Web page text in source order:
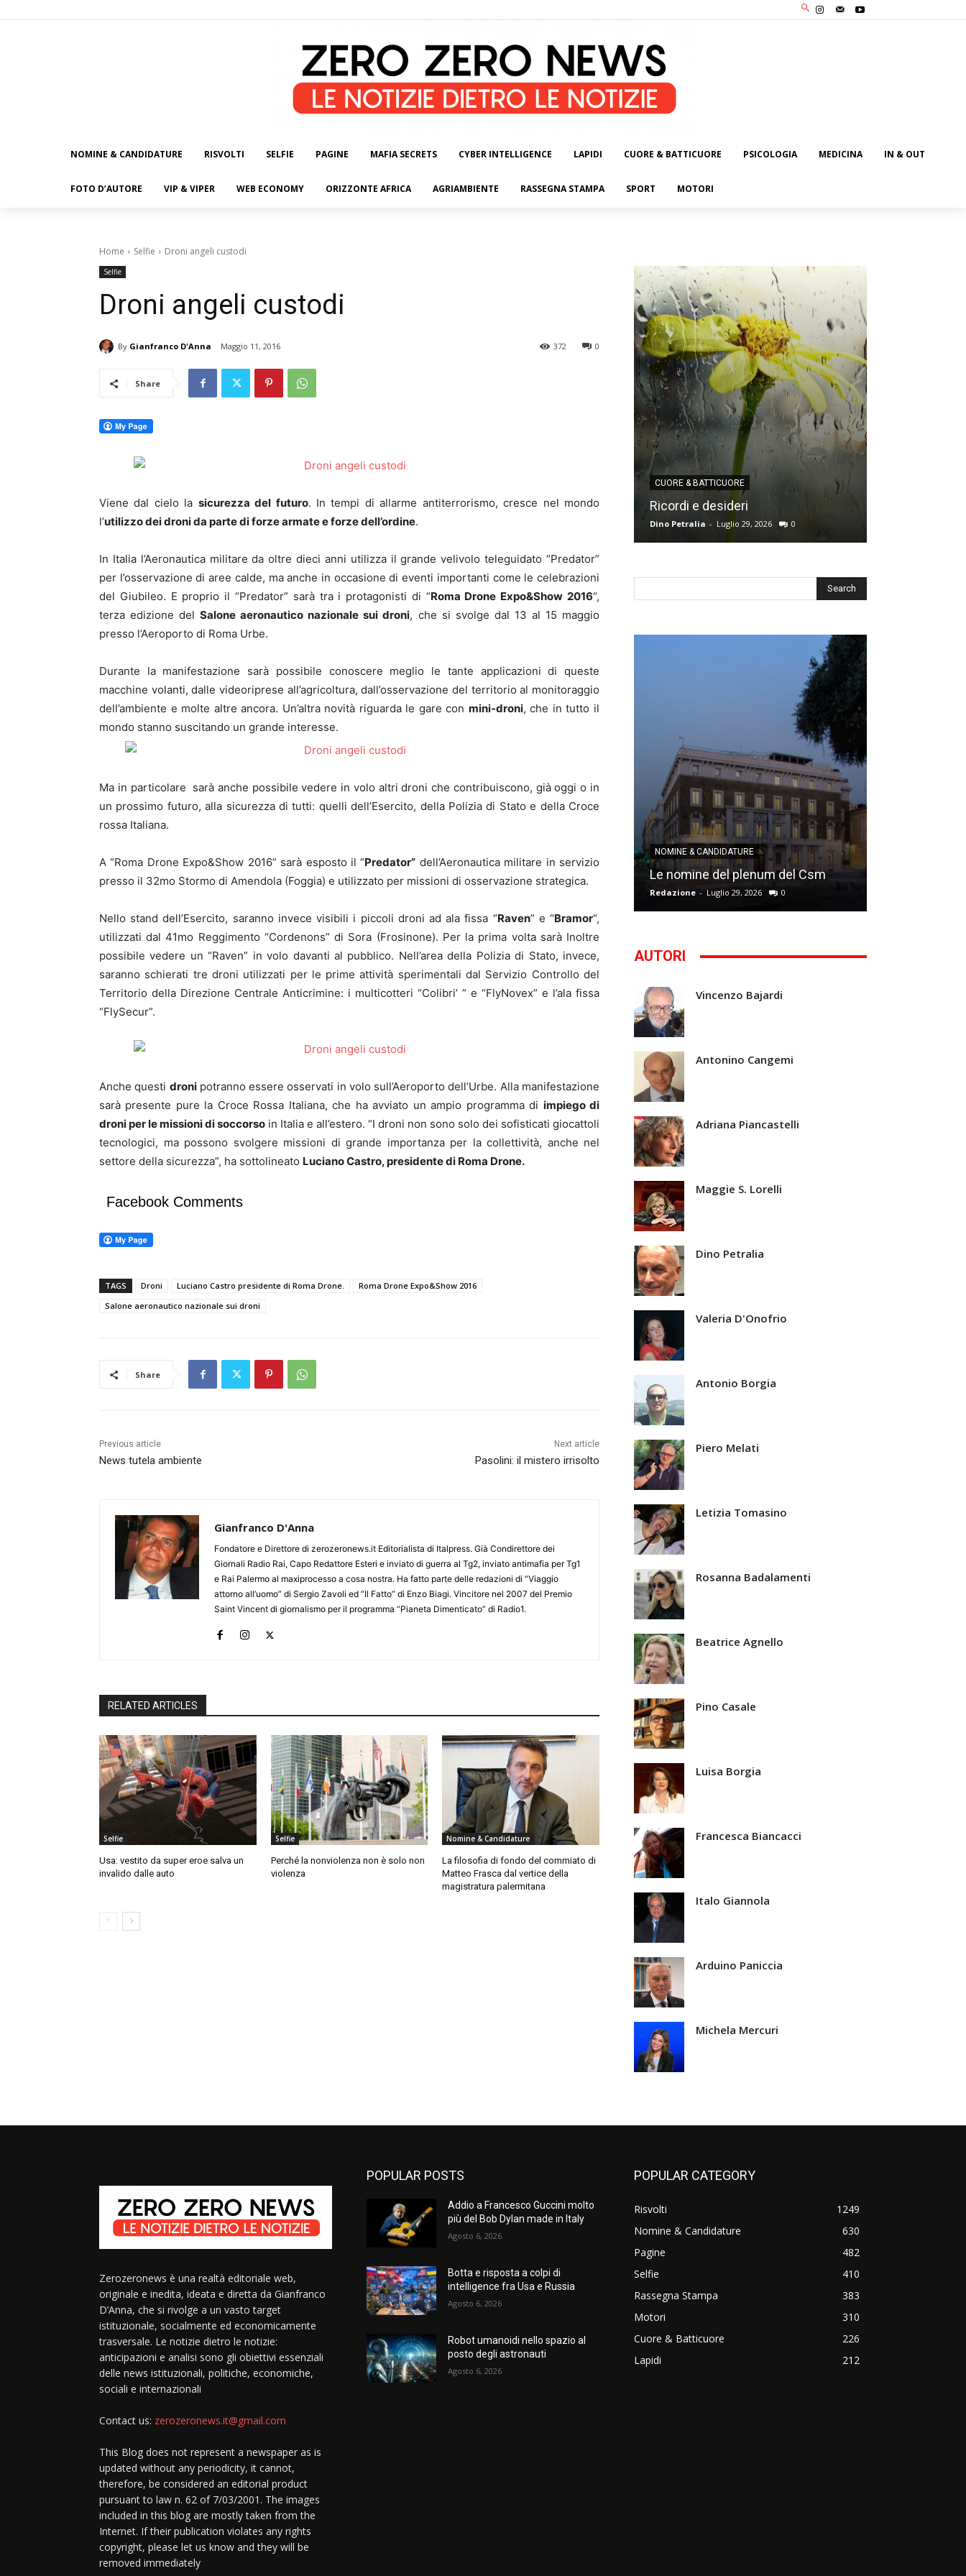
NOMINE & CANDIDATURE RISVOLTI SELFIE PAGINE MAFIA SECRETS CYBER INTELLIGENCE LAPIDI CUORE & BATTICUORE PSICOLOGIA MEDICINA IN & OUT
FOTO D’AUTORE VIP & VIPER WEB ECONOMY ORIZZONTE AFRICA AGRIAMBIENTE RASSEGNA STAMPA SPORT MOTORI
Home Selfie Droni angeli custodi
Selfie
Droni angeli custodi
By Gianfranco D'Anna Maggio 11, 2016 0
372
Share
Viene dal cielo la sicurezza del futuro. In tempi di allarme antiterrorismo, cresce nel mondo
l’utilizzo dei droni da parte di forze armate e forze dell’ordine.
In Italia l’Aeronautica militare da oltre dieci anni utilizza il grande velivolo teleguidato “Predator”
per l’osservazione di aree calde, ma anche in occasione di eventi importanti come le celebrazioni
del Giubileo. E proprio il “Predator” sarà tra i protagonisti di “Roma Drone Expo&Show 2016“,
terza edizione delSalone aeronautico nazionale sui droni, che si svolge dal 13 al 15 maggio
presso l’Aeroporto di Roma Urbe.
Durante la manifestazione sarà possibile conoscere meglio le tante applicazioni di queste
macchine volanti, dalle videoriprese all’agricoltura, dall’osservazione del territorio al monitoraggio
dell’ambiente e molte altre ancora. Un’altra novità riguarda le gare con mini-droni, che in tutto il
mondo stanno suscitando un grande interesse.
Ma in particolare sarà anche possibile vedere in volo altri droni che contribuiscono, già oggi o in
un prossimo futuro, alla sicurezza di tutti: quelli dell’Esercito, della Polizia di Stato e della Croce
rossa Italiana.
A “Roma Drone Expo&Show 2016” sarà esposto il “Predator” dell’Aeronautica militare in servizio
presso il 32mo Stormo di Amendola (Foggia) e utilizzato per missioni di osservazione strategica.
Nello stand dell’Esercito, saranno invece visibili i piccoli droni ad ala fissa “Raven” e “Bramor“,
utilizzati dal 41mo Reggimento “Cordenons” di Sora (Frosinone). Per la prima volta sarà Inoltre
possibile vedere un “Raven” in volo davanti al pubblico. Nell’area della Polizia di Stato, invece,
saranno schierati tre droni utilizzati per le prime attività sperimentali dal Servizio Controllo del
Territorio della Direzione Centrale Anticrimine: i multicotteri “Colibri’ ” e “FlyNovex” e l’ala fissa
“FlySecur”.
Anche questi dronipotranno essere osservati in volo sull’Aeroporto dell’Urbe. Alla manifestazione
sarà presente pure la Croce Rossa Italiana, che ha avviato un ampio programma di impiego di
droni per le missioni di soccorso in Italia e all’estero. “I droni non sono solo dei sofisticati giocattoli
tecnologici, ma possono svolgere missioni di grande importanza per la collettività, anche nel
settore della sicurezza”, ha sottolineato Luciano Castro, presidente di Roma Drone.
Facebook Comments
TAGS Droni Luciano Castro presidente di Roma Drone.
Roma Drone Expo&Show 2016
Salone aeronautico nazionale sui droni
Share
Previous article
News tutela ambiente
Next article
Pasolini: il mistero irrisolto
Gianfranco D'Anna
Fondatore e Direttore di zerozeronews.it Editorialista di Italpress. Già Condirettore dei
Giornali Radio Rai, Capo Redattore Esteri e inviato di guerra al Tg2, inviato antimafia per Tg1
e Rai Palermo al maxiprocesso a cosa nostra. Ha fatto parte delle redazioni di “Viaggio
attorno all’uomo” di Sergio Zavoli ed “Il Fatto” di Enzo Biagi. Vincitore nel 2007 del Premio
Saint Vincent di giornalismo per il programma “Pianeta Dimenticato” di Radio1.
RELATED ARTICLES
Selfie
Usa: vestito da super eroe salva un
invalido dalle auto
Selfie
Perché la nonviolenza non è solo non
violenza
Nomine & Candidature
La filosofia di fondo del commiato di
Matteo Frasca dal vertice della
magistratura palermitana
CUORE & BATTICUORE
Ricordi e desideri
Dino Petralia - Luglio 29, 2026 0
NOMINE & CANDIDATURE
Le nomine del plenum del Csm
Redazione - Luglio 29, 2026 0
AUTORI
Vincenzo Bajardi
Antonino Cangemi
Adriana Piancastelli
Maggie S. Lorelli
Dino Petralia
Valeria D'Onofrio
Antonio Borgia
Piero Melati
Letizia Tomasino
Rosanna Badalamenti
Beatrice Agnello
Pino Casale
Luisa Borgia
Francesca Biancacci
Italo Giannola
Arduino Paniccia
Michela Mercuri
Zerozeronews è una realtà editoriale web,
originale e inedita, ideata e diretta da Gianfranco
D’Anna, che si rivolge a un vasto target
istituzionale, socialmente ed economicamente
trasversale. Le notizie dietro le notizie:
anticipazioni e analisi sono gli obiettivi essenziali
delle news istituzionali, politiche, economiche,
sociali e internazionali
Contact us: zerozeronews.it@gmail.com
This Blog does not represent a newspaper as is
updated without any periodicity, it cannot,
therefore, be considered an editorial product
pursuant to law n. 62 of 7/03/2001. The images
included in this blog are mostly taken from the
Internet. If their publication violates any rights
copyright, please let us know and they will be
removed immediately
POPULAR POSTS
Addio a Francesco Guccini molto
più del Bob Dylan made in Italy
Agosto 6, 2026
Botta e risposta a colpi di
intelligence fra Usa e Russia
Agosto 6, 2026
Robot umanoidi nello spazio al
posto degli astronauti
Agosto 6, 2026
POPULAR CATEGORY
Risvolti
1249
Nomine & Candidature
630
Pagine
482
Selfie
410
Rassegna Stampa
383
Motori
310
Cuore & Batticuore
226
Lapidi
212